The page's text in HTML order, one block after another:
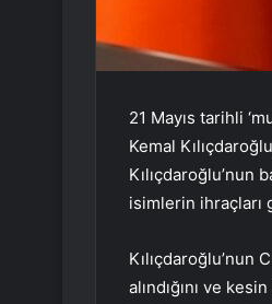
21 Mayıs tarihli
Kemal
Kılıçdaroğlu’nun
isimlerin ihraçları
Kılıçdaroğlu’nun
alındığını ve